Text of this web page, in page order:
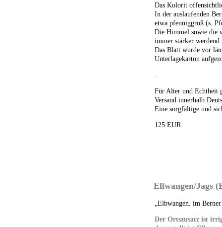
Das Kolorit
In der auslaufenden
etwa pfenniggroß (s.
Die Himmel sowie die
immer stärker werdend.
Das Blatt wurde vor
Unterlagekarton
.
Für Alter und Echtheit
Versand innerhalb
Eine sorgfältige und
125 EUR
Ellwangen/Jags
„Elbwangen. im
Der Ortszusatz ist